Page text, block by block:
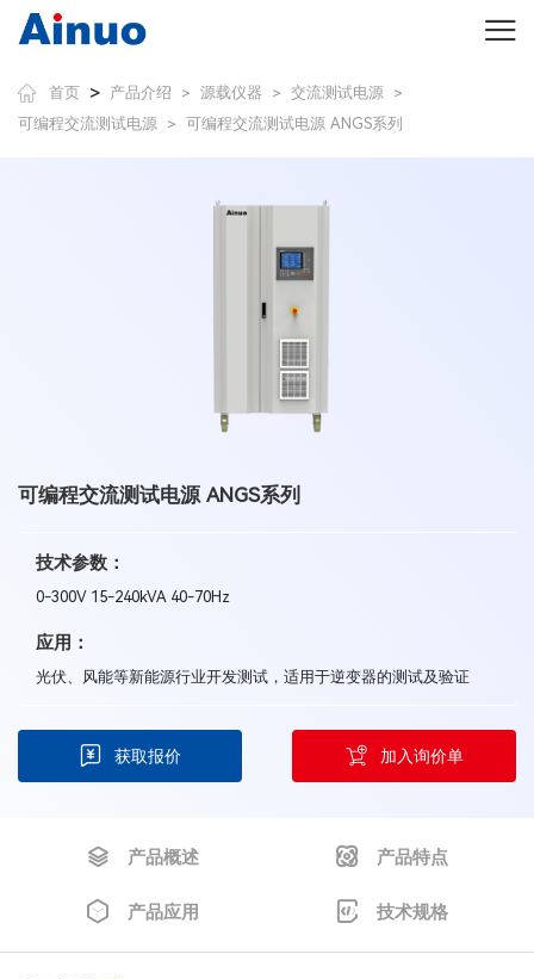
首页 > 产品介绍 > 源载仪器 > 交流测试电源 >
可编程交流测试电源 > 可编程交流测试电源 ANGS系列
可编程交流测试电源 ANGS系列
技术参数：
0-300V 15-240kVA 40-70Hz
应用：
光伏、风能等新能源行业开发测试，适用于逆变器的测试及验证
获取报价 加入询价单
产品概述 产品特点
产品应用 技术规格